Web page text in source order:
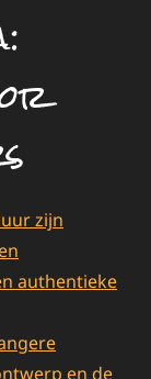
zijn
authentieke
en de